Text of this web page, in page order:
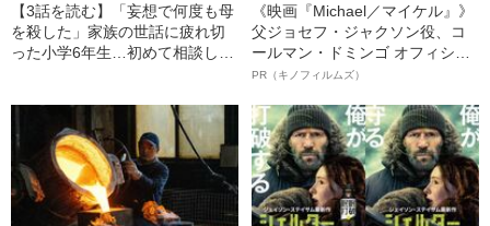
【3話を読む】「妄想で何度も母
を殺した」家族の世話に疲れ切
った小学6年生…初めて相談した
《映画『Michael／マイケル』》
父ジョセフ・ジャクソン役、コ
ールマン・ドミンゴ オフィシャ
ルインタビュー“観客を魅了した
語る”《日本興収70億円突破》
PR（キノフィルムズ）